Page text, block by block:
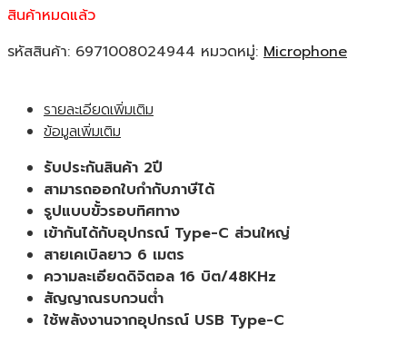
สินค้าหมดแล้ว
รหัสสินค้า: 6971008024944 หมวดหมู่: Microphone
รายละเอียดเพิ่มเติม
ข้อมูลเพิ่มเติม
รับประกันสินค้า 2ปี
สามารถออกใบกำกับภาษีได้
รูปแบบขั้วรอบทิศทาง
เข้ากันได้กับอุปกรณ์ Type-C ส่วนใหญ่
สายเคเบิลยาว 6 เมตร
ความละเอียดดิจิตอล 16 บิต/48KHz
สัญญาณรบกวนต่ำ
ใช้พลังงานจากอุปกรณ์ USB Type-C